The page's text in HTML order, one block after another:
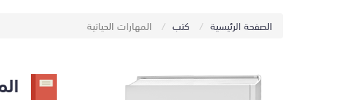
الصفحة الرئيسية كتب المهارات الحياتية